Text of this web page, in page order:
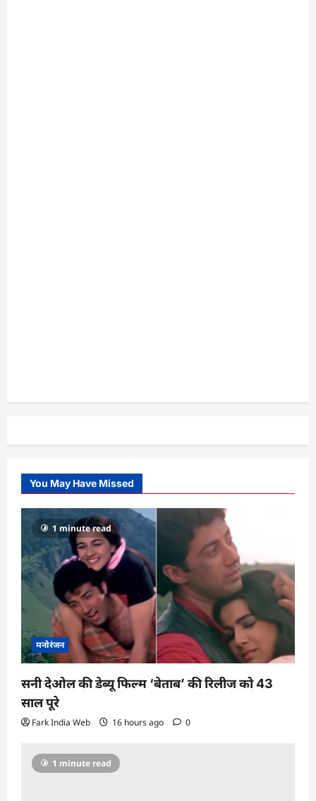
You May Have Missed
1 minute read
मनोरंजन
सनी देओल की डेब्यू फिल्म ‘बेताब’ की रिलीज को 43
साल पूरे
Fark India Web 16 hours ago 0
1 minute read